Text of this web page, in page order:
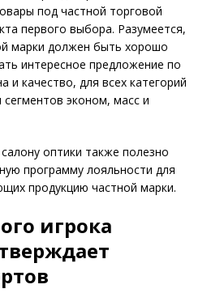
под частной торговой
первого выбора. Разумеется,
марки должен быть хорошо
интересное предложение по
и качество, для всех категорий
эконом, масс и
оптики также полезно
программу лояльности для
продукцию частной марки.
игрока